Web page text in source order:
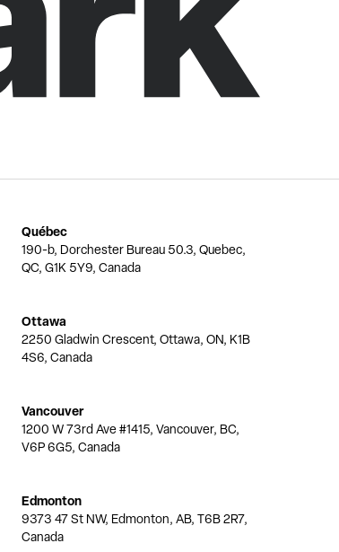
Québec
190-b, Dorchester Bureau 50.3, Quebec,
QC, G1K 5Y9, Canada
Ottawa
2250 Gladwin Crescent, Ottawa, ON, K1B
4S6, Canada
Vancouver
1200 W 73rd Ave #1415, Vancouver, BC,
V6P 6G5, Canada
Edmonton
9373 47 St NW, Edmonton, AB, T6B 2R7,
Canada